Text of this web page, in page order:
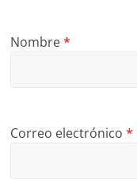
Nombre*
Correo electrónico*